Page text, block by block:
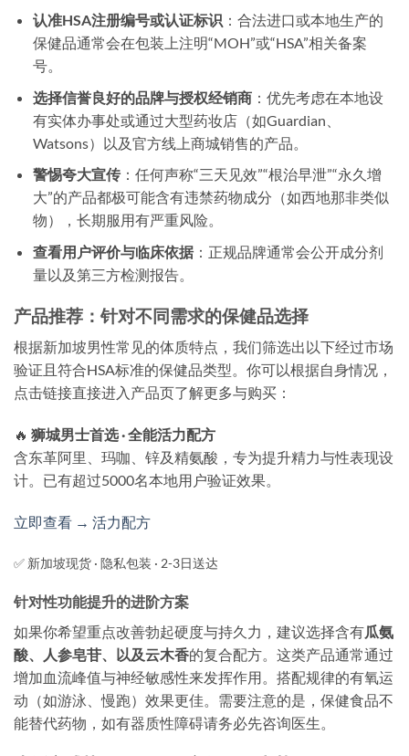
认准HSA注册编号或认证标识 ：合法进口或本地生产的
保健品通常会在包装上注明“MOH”或“HSA”相关备案
号。
选择信誉良好的品牌与授权经销商：优先考虑在本地设
有实体办事处或通过大型药妆店（如Guardian、
Watsons）以及官方线上商城销售的产品。
警惕夸大宣传：任何声称“三天见效”“根治早泄”“永久增
大”的产品都极可能含有违禁药物成分（如西地那非类似
物），长期服用有严重风险。
查看用户评价与临床依据：正规品牌通常会公开成分剂
量以及第三方检测报告。
产品推荐：针对不同需求的保健品选择
根据新加坡男性常见的体质特点，我们筛选出以下经过市场
验证且符合HSA标准的保健品类型。你可以根据自身情况，
点击链接直接进入产品页了解更多与购买：
🔥 狮城男士首选 · 全能活力配方
含东革阿里、玛咖、锌及精氨酸，专为提升精力与性表现设
计。已有超过5000名本地用户验证效果。
立即查看 → 活力配方
✅ 新加坡现货 · 隐私包装 · 2-3日送达
针对性功能提升的进阶方案
如果你希望重点改善勃起硬度与持久力，建议选择含有瓜氨
酸、人参皂苷、以及云木香的复合配方。这类产品通常通过
增加血流峰值与神经敏感性来发挥作用。搭配规律的有氧运
动（如游泳、慢跑）效果更佳。需要注意的是，保健食品不
能替代药物，如有器质性障碍请务必先咨询医生。